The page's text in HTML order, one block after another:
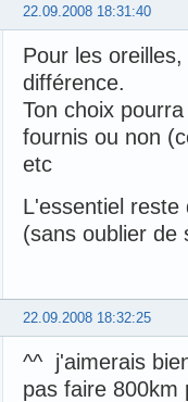
22.09.2008 18:31:40
Pour les
différence.
Ton choix
fournis ou non
etc
L'essentiel reste
(sans oublier
22.09.2008 18:32:25
^^ j'aimerais
pas faire 800km